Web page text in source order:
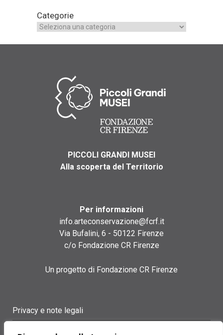
Categorie
PICCOLI GRANDI MUSEI
Alla scoperta del Territorio
Per informazioni
info.arteconservazione@fcrf.it
Via Bufalini, 6 - 50122 Firenze
c/o Fondazione CR Firenze
Un progetto di Fondazione CR Firenze
Privacy e note legali